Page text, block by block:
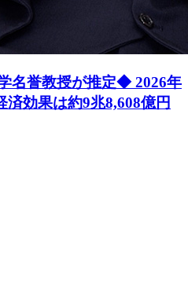
名誉教授が推定◆ 2026年
済効果は約9兆8,608億円